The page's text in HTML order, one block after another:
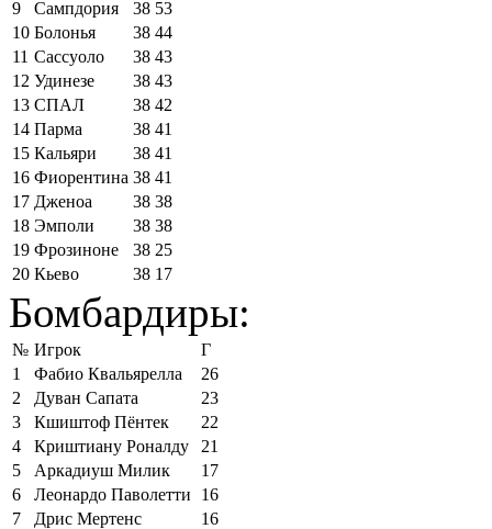
9
Сампдория 38 53
10 Болонья 38 44
11 Сассуоло 38 43
12 Удинезе 38 43
13 СПАЛ 38 42
14 Парма 38 41
15 Кальяри 38 41
16 Фиорентина 38 41
17 Дженоа 38 38
18 Эмполи 38 38
19 Фрозиноне 38 25
20 Кьево 38 17
Бомбардиры:
№ Игрок
Г
1
Фабио Квальярелла
26
2
Дуван Сапата
23
3
Кшиштоф Пёнтек
22
4
Криштиану Роналду
21
5
Аркадиуш Милик
17
6
Леонардо Паволетти
16
7
Дрис Мертенс
16